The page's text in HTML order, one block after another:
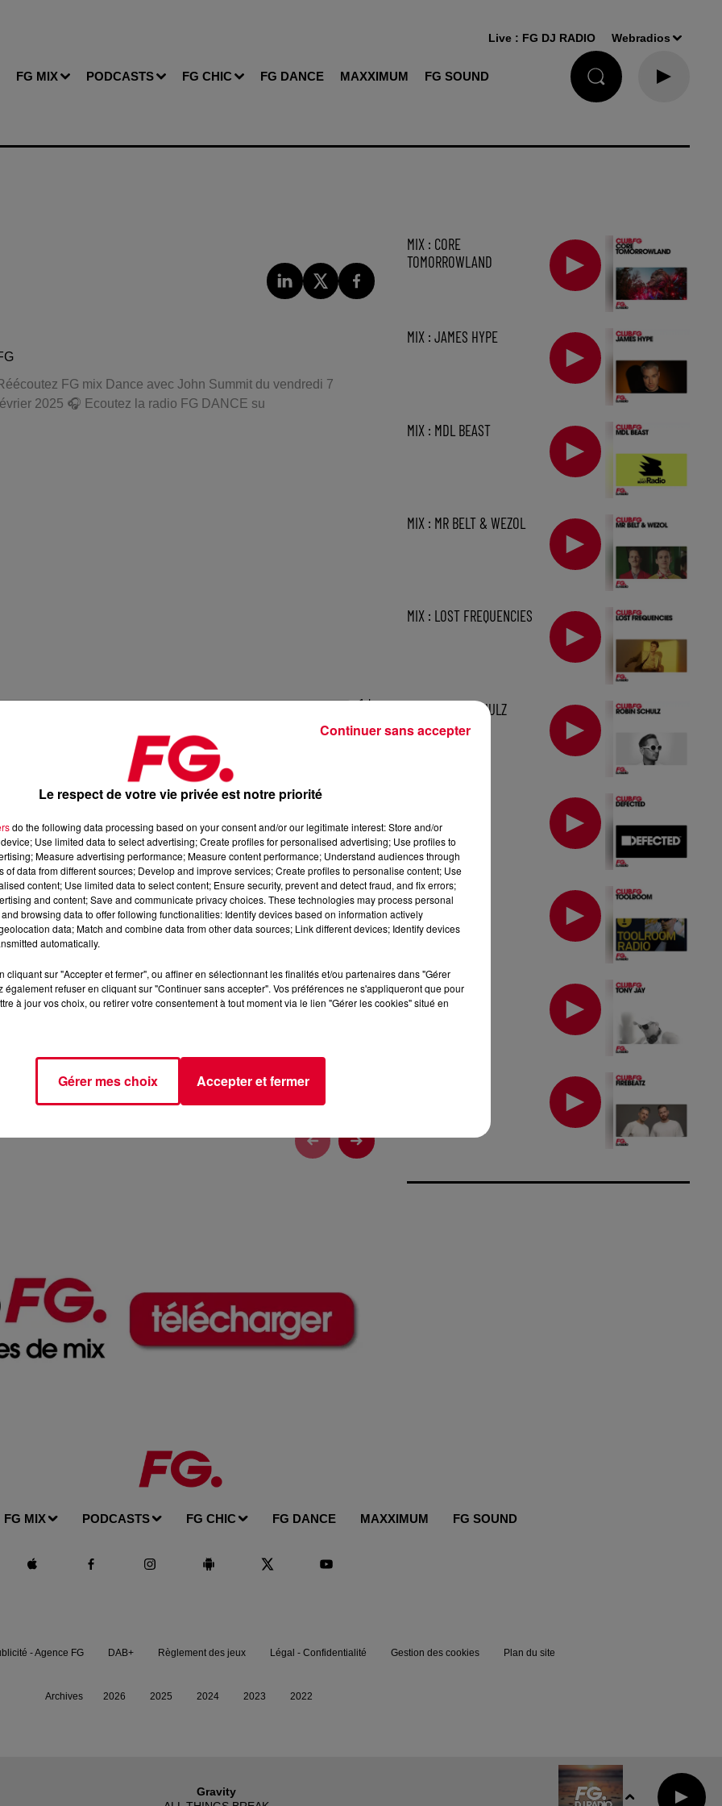
FG MIX PODCASTS FG CHIC FG DANCE MAXXIMUM FG SOUND
Live : FG DJ RADIO Webradios
FG mix Dance avec John Summit du vendredi 7
2025 🎧 Ecoutez la radio FG DANCE su
1 h
février 2025
, 📱 et sur l’Application FG (IOShttps://urlz.fr/hhZxGoogle
rave et tech-house
MIX : CORE
TOMORROWLAND
MIX : JAMES HYPE
MIX : MDL BEAST
MIX : MR BELT & WEZOL
MIX : LOST FREQUENCIES
MIX : ROBIN SCHULZ
MIX : TOOLROOM
MIX : TONY JAY
FG MIX PODCASTS FG CHIC FG DANCE MAXXIMUM FG SOUND
Gravity
- Agence FG DAB+ Règlement des jeux Légal - Confidentialité Gestion des cookies Plan du site
Archives 2026 2025 2024 2023 2022
Le respect de votre vie privée est notre priorité
do the following data processing based on your consent and/or our legitimate interest: Store and/or
Use limited data to select advertising; Create profiles for personalised advertising; Use profiles to
Measure advertising performance; Measure content performance; Understand audiences through
of data from different sources; Develop and improve services; Create profiles to personalise content; Use
content; Use limited data to select content; Ensure security, prevent and detect fraud, and fix errors;
and content; Save and communicate privacy choices. These technologies may process personal
browsing data to offer following functionalities: Identify devices based on information actively
data; Match and combine data from other data sources; Link different devices; Identify devices
automatically.
cliquant sur "Accepter et fermer", ou affiner en sélectionnant les finalités et/ou partenaires dans "Gérer
également refuser en cliquant sur "Continuer sans accepter". Vos préférences ne s'appliqueront que pour
à jour vos choix, ou retirer votre consentement à tout moment via le lien "Gérer les cookies" situé en
Gérer mes choix Accepter et fermer
Continuer sans accepter